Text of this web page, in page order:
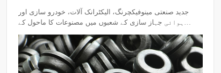
کیا آپ نے کبھی "ہائی اینڈ لو ٹیمپریچر ایلٹرنیٹنگ ڈیمپ ہیٹ
ٹیسٹ چیمبر کو خالص پانی استعمال کرنا چاہیے" جیسی تجویز
سکتے؟